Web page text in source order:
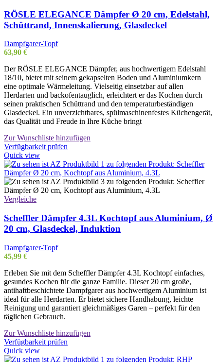
RÖSLE ELEGANCE Dämpfer Ø 20 cm, Edelstahl,
Schüttrand, Innenskalierung, Glasdeckel
Dampfgarer-Topf
63,90 €
Der RÖSLE ELEGANCE Dämpfer, aus hochwertigem Edelstahl
18/10, bietet mit seinem gekapselten Boden und Aluminiumkern
eine optimale Wärmeleitung. Vielseitig einsetzbar auf allen
Herdarten und backofentauglich, erleichtert er das Kochen durch
seinen praktischen Schüttrand und den temperaturbeständigen
Glasdeckel. Ein unverzichtbares, spülmaschinenfestes Küchengerät,
das Qualität und Freude in Ihre Küche bringt
Zur Wunschliste hinzufügen
Verfügbarkeit prüfen
Quick view
Vergleiche
Scheffler Dämpfer 4.3L Kochtopf aus Aluminium, Ø
20 cm, Glasdeckel, Induktion
Dampfgarer-Topf
45,99 €
Erleben Sie mit dem Scheffler Dämpfer 4.3L Kochtopf einfaches,
gesundes Kochen für die ganze Familie. Dieser 20 cm große,
antihaftbeschichtete Dampfgarer aus hochwertigem Aluminium ist
ideal für alle Herdarten. Er bietet sichere Handhabung, leichte
Reinigung und garantiert gleichmäßiges Garen – perfekt für den
täglichen Gebrauch.
Zur Wunschliste hinzufügen
Verfügbarkeit prüfen
Quick view